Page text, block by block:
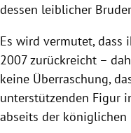
dessen leiblicher
Es wird vermutet, dass
2007 zurückreicht –
keine Überraschung,
unterstützenden Figur
abseits der